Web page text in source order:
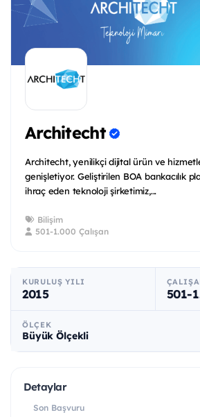
Architecht
Architecht, yenilikçi dijital ürün ve
genişletiyor. Geliştirilen BOA bankacılık
ihraç eden teknoloji şirketimiz,...
Bilişim
501-1.000 Çalışan
KURULUŞ YILI
2015 501-
ÖLÇEK
Büyük Ölçekli
Detaylar
Son Başvuru